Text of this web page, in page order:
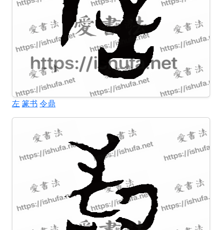
左 篆书 令鼎